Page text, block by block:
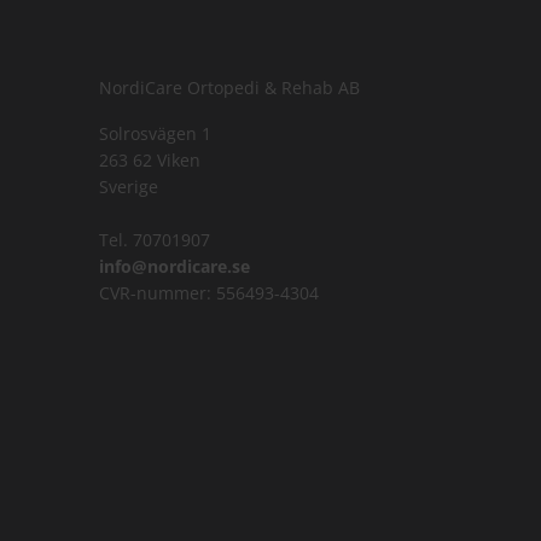
NordiCare Ortopedi & Rehab AB
Solrosvägen 1
263 62 Viken
Sverige
Tel. 70701907
info@nordicare.se
CVR-nummer: 556493-4304